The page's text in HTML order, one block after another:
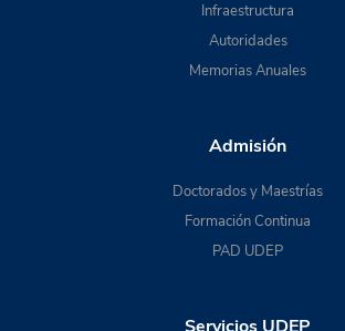
Infraestructura
Autoridades
Memorias Anuales
Admisión
Doctorados y Maestrías
Formación Continua
PAD UDEP